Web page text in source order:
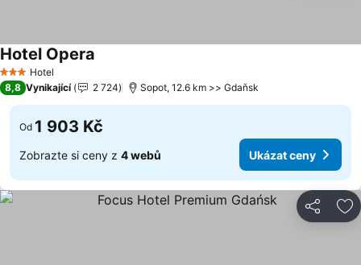
3 Počet hvězdiček
Hotel
Hotel Opera
8,8 Vynikající 2 724 Sopot, 12.6 km >> Gdaňsk
Od 1 903 Kč
Zobrazte si ceny z 4 webů Ukázat ceny
Sdílet